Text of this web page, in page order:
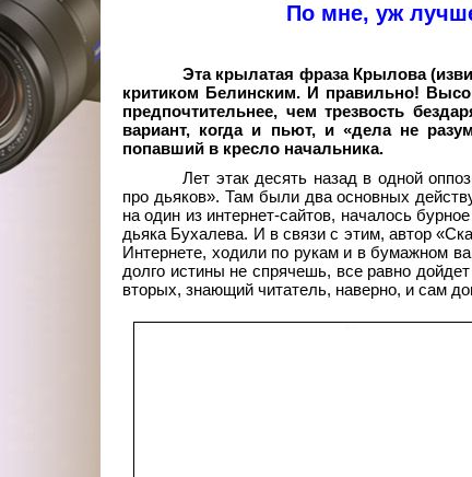
По мне, уж
Эта крылатая фраза Крылова
критиком Белинским. И правильно!
предпочтительнее, чем трезвость
вариант, когда и пьют, и «дела не
попавший в кресло начальника.
Лет этак десять назад в одной
про дьяков». Там были два основных
на один из интернет-сайтов, началось
дьяка Бухалева. И в связи с этим, автор
Интернете, ходили по рукам и в бумажном
долго истины не спрячешь, все равно
вторых, знающий читатель, наверно, и сам